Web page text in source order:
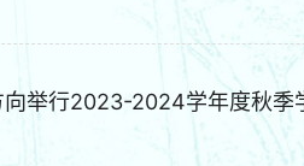
举行2023-2024学年度秋季